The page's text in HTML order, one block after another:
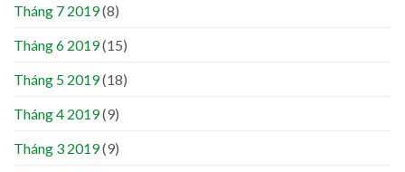
Tháng 7 2019(8)
Tháng 6 2019(15)
Tháng 5 2019(18)
Tháng 4 2019(9)
Tháng 3 2019(9)